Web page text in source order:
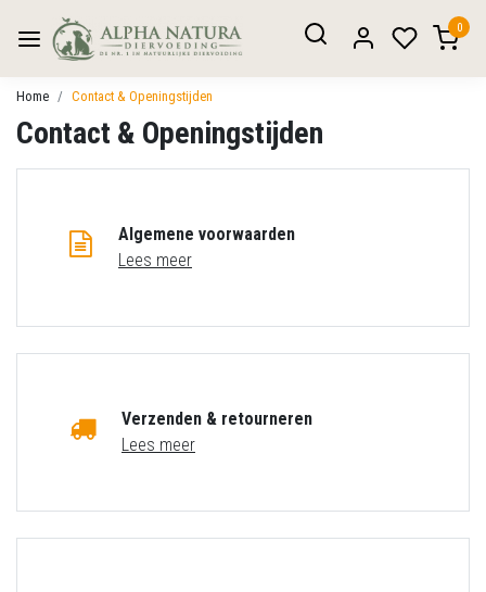
0
Home Contact & Openingstijden
Contact & Openingstijden
Algemene voorwaarden
Lees meer
Verzenden & retourneren
Lees meer